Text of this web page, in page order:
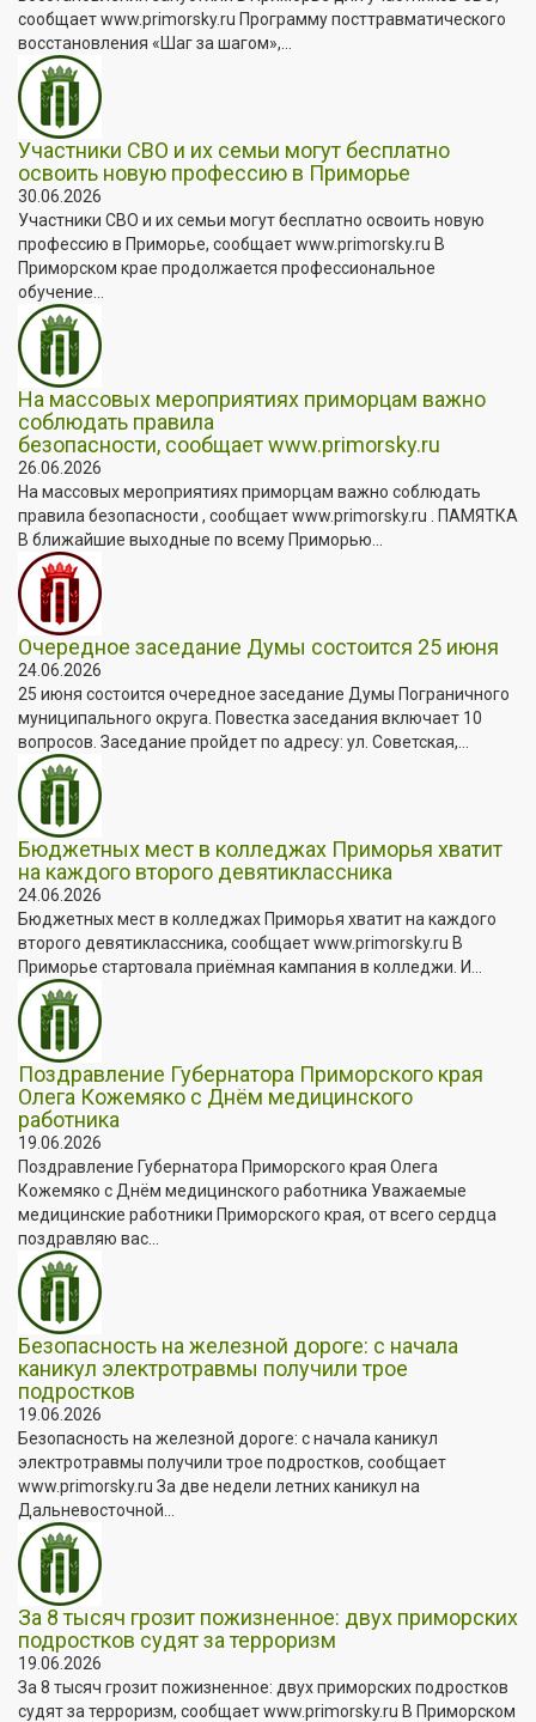
сообщает www.primorsky.ru Программу посттравматического
восстановления «Шаг за шагом»,...
Участники СВО и их семьи могут бесплатно
освоить новую профессию в Приморье
30.06.2026
Участники СВО и их семьи могут бесплатно освоить новую
профессию в Приморье, сообщает www.primorsky.ru В
Приморском крае продолжается профессиональное
обучение...
На массовых мероприятиях приморцам важно
соблюдать правила
безопасности, сообщает www.primorsky.ru
26.06.2026
На массовых мероприятиях приморцам важно соблюдать
правила безопасности , сообщает www.primorsky.ru . ПАМЯТКА
В ближайшие выходные по всему Приморью...
Очередное заседание Думы состоится 25 июня
24.06.2026
25 июня состоится очередное заседание Думы Пограничного
муниципального округа. Повестка заседания включает 10
вопросов. Заседание пройдет по адресу: ул. Советская,...
Бюджетных мест в колледжах Приморья хватит
на каждого второго девятиклассника
24.06.2026
Бюджетных мест в колледжах Приморья хватит на каждого
второго девятиклассника, сообщает www.primorsky.ru В
Приморье стартовала приёмная кампания в колледжи. И...
Поздравление Губернатора Приморского края
Олега Кожемяко с Днём медицинского
работника
19.06.2026
Поздравление Губернатора Приморского края Олега
Кожемяко с Днём медицинского работника Уважаемые
медицинские работники Приморского края, от всего сердца
поздравляю вас...
Безопасность на железной дороге: с начала
каникул электротравмы получили трое
подростков
19.06.2026
Безопасность на железной дороге: с начала каникул
электротравмы получили трое подростков, сообщает
www.primorsky.ru За две недели летних каникул на
Дальневосточной...
За 8 тысяч грозит пожизненное: двух приморских
подростков судят за терроризм
19.06.2026
За 8 тысяч грозит пожизненное: двух приморских подростков
судят за терроризм, сообщает www.primorsky.ru В Приморском